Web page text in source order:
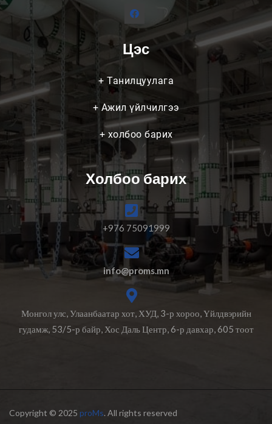
Цэс
+ Танилцуулага
+ Ажил үйлчилгээ
+ холбоо барих
Холбоо барих
+976 75091999
info@proms.mn
Монгол улс, Улаанбаатар хот, ХУД, 3-р хороо, Үйлдвэрийн
гудамж, 53/5-р байр, Хос Даль Центр, 6-р давхар, 605 тоот
Copyright © 2025 proMs. All rights reserved